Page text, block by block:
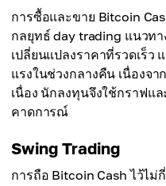
การซื้อและขาย Bitcoin
กลยุทธ์ day trading แนวทา
เปลี่ยนแปลงราคาที่รวดเร็ว
แรงในช่วงกลางคืน เนื่องจ
เนื่อง นักลงทุนจึงใช้กราฟแล
คาดการณ์
Swing Trading
การถือ Bitcoin Cash ไว้ไม่